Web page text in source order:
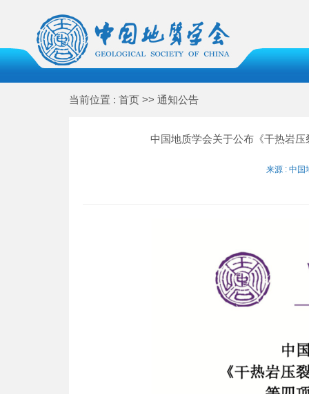
当前位置 : 首页 >> 通知公告
中国地质学会关于公布《干热岩
来源 : 中